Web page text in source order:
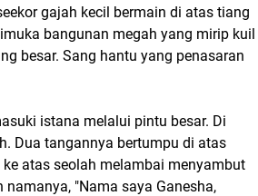
gajah kecil bermain di atas tiang
bangunan megah yang mirip kuil
besar. Sang hantu yang penasaran
istana melalui pintu besar. Di
Dua tangannya bertumpu di atas
atas seolah melambai menyambut
"Nama saya Ganesha,